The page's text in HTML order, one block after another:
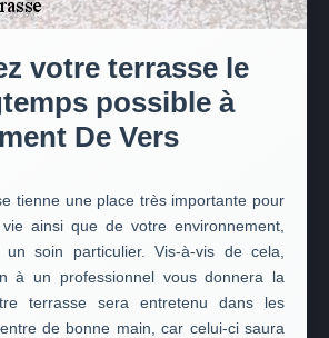
votre terrasse le
possible à
De Vers
tienne une place très importante pour
ainsi que de votre environnement,
soin particulier. Vis-à-vis de cela,
à un professionnel vous donnera la
terrasse sera entretenu dans les
de bonne main, car celui-ci saura